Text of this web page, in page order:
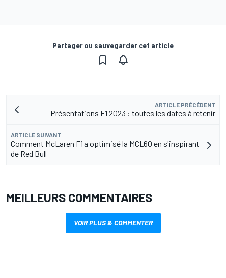
Partager ou sauvegarder cet article
ARTICLE PRÉCÉDENT
Présentations F1 2023 : toutes les dates à retenir
ARTICLE SUIVANT
Comment McLaren F1 a optimisé la MCL60 en s'inspirant
de Red Bull
MEILLEURS COMMENTAIRES
VOIR PLUS & COMMENTER